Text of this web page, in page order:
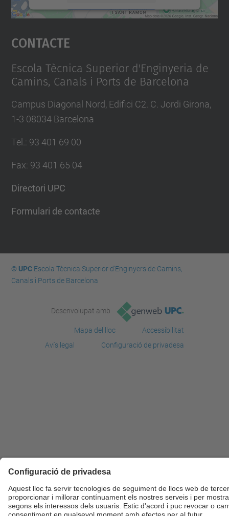
Accepta
powered by
Contacte
Escola Tècnica Superior d'Enginyeria de
Camins, Canals i Ports de Barcelona
Campus Diagonal Nord, Edifici C2. C. Jordi Girona,
1-3 08034 Barcelona
Tel.: 93 401 69 00
Fax: 93 401 65 04
Directori UPC
Formulari de contacte
© UPCEscola Tècnica Superior d'Enginyers de Camins,
Canals i Ports de Barcelona
Desenvolupat amb
Mapa del lloc
Accessibilitat
Avís legal
Configuració de privadesa